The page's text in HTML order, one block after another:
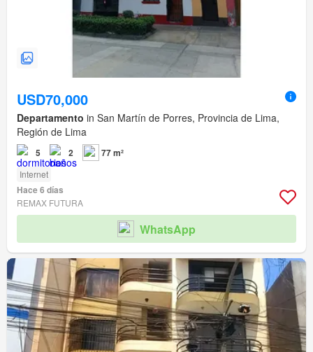
USD70,000
Departamento in San Martín de Porres, Provincia de Lima,
Región de Lima
5 2 77 m²
Internet
Hace 6 días
REMAX FUTURA
WhatsApp